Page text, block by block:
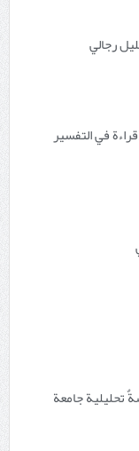
رجالي
في التفسير
تحليلية جامعة